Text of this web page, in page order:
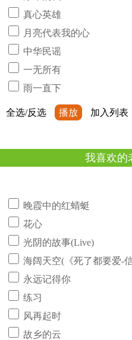
真心英雄
月亮代表我的心
中华民谣
一无所有
雨一直下
全选/反选 播放 加入列表
我喜欢的
晚霞中的红蜻蜓
花心
光阴的故事(Live)
海阔天空(《死了都要爱-
永远记得你
练习
风再起时
故乡的云